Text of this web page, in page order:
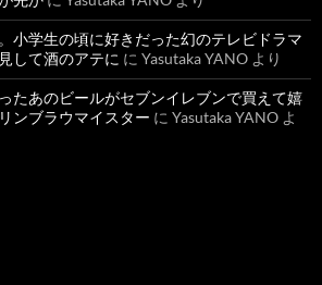
小学生の頃に好きだった幻のテレビドラマ
して酒のアテに に Yasutaka YANO より
たあのビールがセブンイレブンで買えて嬉
ンブラウマイスター に Yasutaka YANO よ